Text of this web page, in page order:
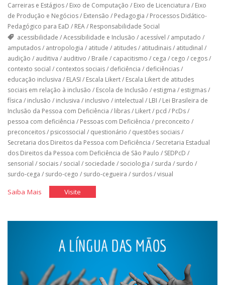
Carreiras e Estágios/ Eixo de Computação / Eixo de Licenciatura / Eixo
de Produção e Negócios/ Extensão / Pedagogia / Processos Didático-
Pedagógico para EaD / REA/ Responsabilidade Social
acessibilidade /Acessibilidade e Inclusão / acessível / amputado /
amputados/ antropologia / atitude / atitudes/ atitudinais/ atitudinal /
audição / auditiva / auditivo / Braile / capacitismo / cega / cego / cegos/
contexto social / contextos sociais/ deficiência / deficiências/
educação inclusiva / ELASI / Escala Likert/ Escala Likert de atitudes
sociais em relação à inclusão / Escola de Inclusão / estigma / estigmas/
física / inclusão / inclusiva / inclusivo / intelectual / LBI / Lei Brasileira de
Inclusão da Pessoa com Deficiência / libras/ Likert/ pcd / PcDs/
pessoa com deficiência / Pessoas com Deficiência / preconceito /
preconceitos/ psicossocial / questionário / questões sociais/
Secretaria dos Direitos da Pessoa com Deficiência / Secretaria Estadual
dos Direitos da Pessoa com Deficiência de São Paulo / SEDPcD /
sensorial / sociais/ social / sociedade / sociologia / surda / surdo /
surdo-cega / surdo-cego / surdo-cegueira / surdos/visual
Saiba Mais"Questionário
Visite"Questionário